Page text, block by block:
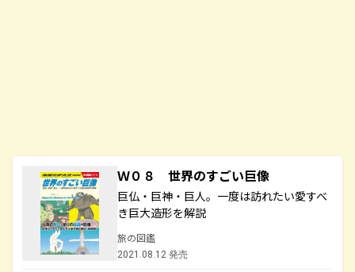
Ｗ０８ 世界のすごい巨像
巨仏・巨神・巨人。一度は訪れたい愛すべ
き巨大造形を解説
旅の図鑑
2021.08.12 発売